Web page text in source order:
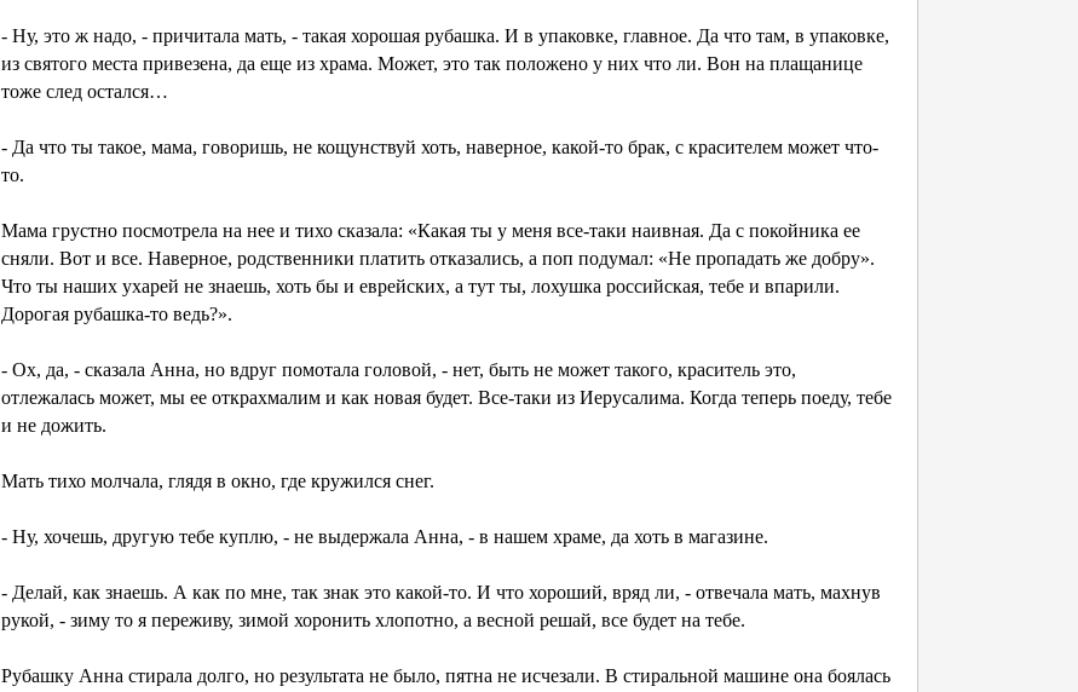
- Ну, это ж надо, - причитала мать, - такая хорошая рубашка. И в упаковке, главное. Да что там, в упаковке,
из святого места привезена, да еще из храма. Может, это так положено у них что ли. Вон на плащанице
тоже след остался…
- Да что ты такое, мама, говоришь, не кощунствуй хоть, наверное, какой-то брак, с красителем может что-
то.
Мама грустно посмотрела на нее и тихо сказала: «Какая ты у меня все-таки наивная. Да с покойника ее
сняли. Вот и все. Наверное, родственники платить отказались, а поп подумал: «Не пропадать же добру».
Что ты наших ухарей не знаешь, хоть бы и еврейских, а тут ты, лохушка российская, тебе и впарили.
Дорогая рубашка-то ведь?».
- Ох, да, - сказала Анна, но вдруг помотала головой, - нет, быть не может такого, краситель это,
отлежалась может, мы ее открахмалим и как новая будет. Все-таки из Иерусалима. Когда теперь поеду, тебе
и не дожить.
Мать тихо молчала, глядя в окно, где кружился снег.
- Ну, хочешь, другую тебе куплю, - не выдержала Анна, - в нашем храме, да хоть в магазине.
- Делай, как знаешь. А как по мне, так знак это какой-то. И что хороший, вряд ли, - отвечала мать, махнув
рукой, - зиму то я переживу, зимой хоронить хлопотно, а весной решай, все будет на тебе.
Рубашку Анна стирала долго, но результата не было, пятна не исчезали. В стиральной машине она боялась